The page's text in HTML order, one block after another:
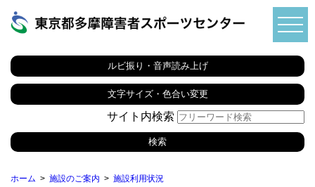
ルビ振り・音声読み上げ
文字サイズ・色合い変更
サイト内検索
ホーム 施設のご案内 施設利用状況